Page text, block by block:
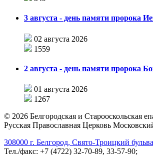
3 августа - день памяти пророка
02 августа 2026
1559
2 августа - день памяти пророка
01 августа 2026
1267
© 2026 Белгородская и Старооскольская
Русская Православная Церковь
308000 г. Белгород, Свято-Троицкий
Тел./факс: +7 (4722) 32-70-89, 33-57-90;